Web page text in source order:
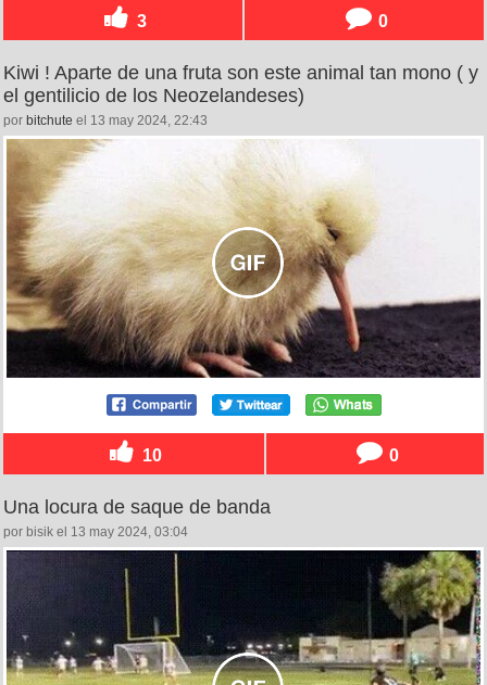
3 0
Kiwi ! Aparte de una fruta son este animal tan mono ( y
el gentilicio de los Neozelandeses)
por bitchute el 13 may 2024, 22:43
10 0
Una locura de saque de banda
por bisik el 13 may 2024, 03:04